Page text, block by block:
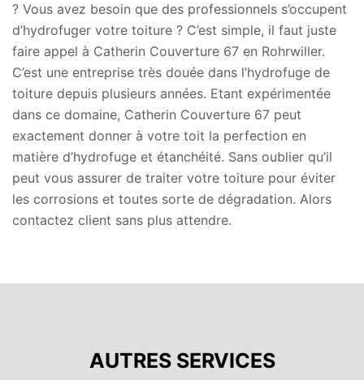
? Vous avez besoin que des professionnels s’occupent
d’hydrofuger votre toiture ? C’est simple, il faut juste
faire appel à Catherin Couverture 67 en Rohrwiller.
C’est une entreprise très douée dans l’hydrofuge de
toiture depuis plusieurs années. Etant expérimentée
dans ce domaine, Catherin Couverture 67 peut
exactement donner à votre toit la perfection en
matière d’hydrofuge et étanchéité. Sans oublier qu’il
peut vous assurer de traiter votre toiture pour éviter
les corrosions et toutes sorte de dégradation. Alors
contactez client sans plus attendre.
AUTRES SERVICES